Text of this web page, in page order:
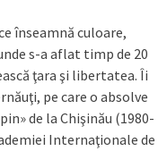
înseamnă culoare,
s-a aflat timp de 20
ţara şi libertatea. Îi
pe care o absolve
de la Chişinău (1980-
Internaţionale de